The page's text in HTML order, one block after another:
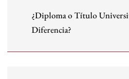
¿Diploma o Título
Diferencia?